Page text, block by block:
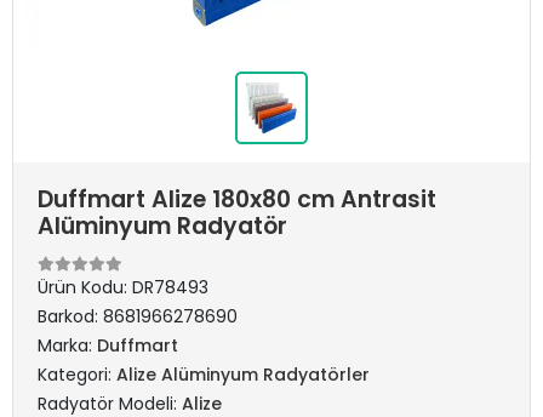
Duffmart Alize 180x80 cm Antrasit
Alüminyum Radyatör
Ürün Kodu: DR78493
Barkod: 8681966278690
Marka: Duffmart
Kategori: Alize Alüminyum Radyatörler
Radyatör Modeli: Alize